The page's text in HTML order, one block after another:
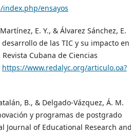
ensayos
E. Y., & Álvarez Sánchez, E.
de las TIC y su impacto en
Cubana de Ciencias
https://www.redalyc.org/articulo.oa?
B., & Delgado-Vázquez, Á. M.
y programas de postgrado
of Educational Research